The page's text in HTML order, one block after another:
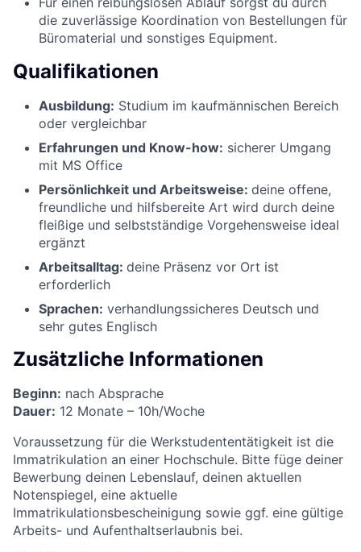
die zuverlässige Koordination von Bestellungen für
Büromaterial und sonstiges Equipment.
Qualifikationen
Ausbildung: Studium im kaufmännischen Bereich
oder vergleichbar
Erfahrungen und Know-how: sicherer Umgang
mit MS Office
Persönlichkeit und Arbeitsweise: deine offene,
freundliche und hilfsbereite Art wird durch deine
fleißige und selbstständige Vorgehensweise ideal
ergänzt
Arbeitsalltag: deine Präsenz vor Ort ist
erforderlich
Sprachen: verhandlungssicheres Deutsch und
sehr gutes Englisch
Zusätzliche Informationen
Beginn: nach Absprache
Dauer: 12 Monate – 10h/Woche
Voraussetzung für die Werkstudententätigkeit ist die
Immatrikulation an einer Hochschule. Bitte füge deiner
Bewerbung deinen Lebenslauf, deinen aktuellen
Notenspiegel, eine aktuelle
Immatrikulationsbescheinigung sowie ggf. eine gültige
Arbeits- und Aufenthaltserlaubnis bei.